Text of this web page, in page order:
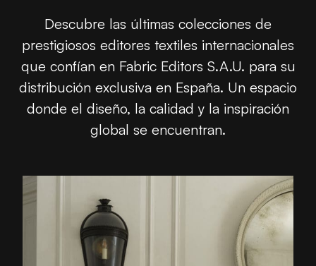
Descubre las últimas colecciones de
prestigiosos editores textiles internacionales
que confían en Fabric Editors S.A.U. para su
distribución exclusiva en España. Un espacio
donde el diseño, la calidad y la inspiración
global se encuentran.